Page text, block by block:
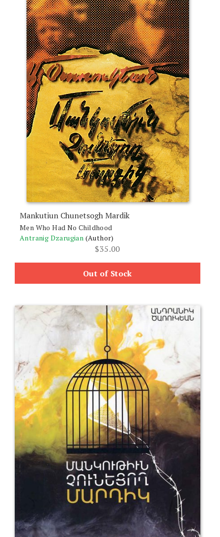
Mankutiun Chunetsogh Mardik
Men Who Had No Childhood
Antranig Dzarugian (Author)
$35.00
Out of Stock